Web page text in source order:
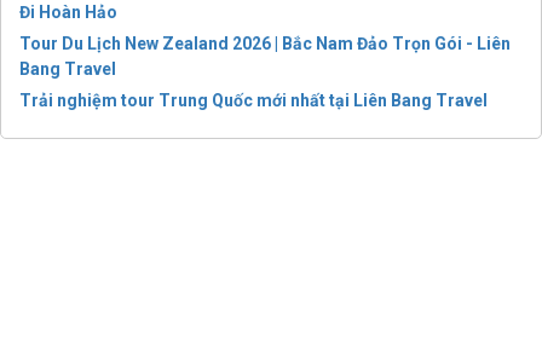
Đi Hoàn Hảo
Tour Du Lịch New Zealand 2026 | Bắc Nam Đảo Trọn Gói - Liên
Bang Travel
Trải nghiệm tour Trung Quốc mới nhất tại Liên Bang Travel